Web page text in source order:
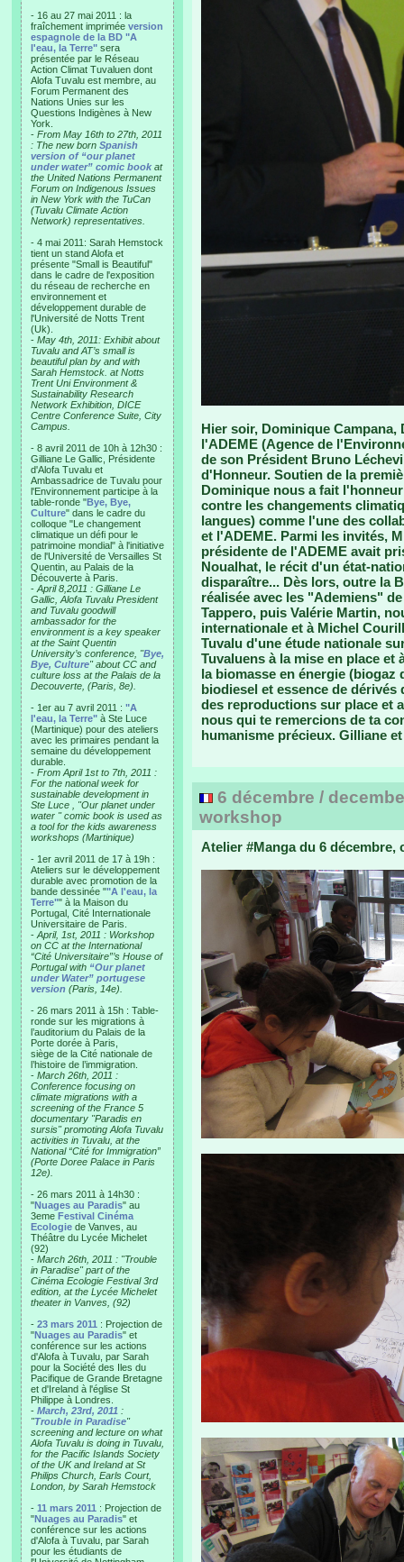
- 16 au 27 mai 2011 : la
fraîchement imprimée version
espagnole de la BD "A
l'eau, la Terre" sera
présentée par le Réseau
Action Climat Tuvaluen dont
Alofa Tuvalu est membre, au
Forum Permanent des
Nations Unies sur les
Questions Indigènes à New
York.
- From May 16th to 27th, 2011
: The new born Spanish
version of “our planet
under water” comic book at
the United Nations Permanent
Forum on Indigenous Issues
in New York with the TuCan
(Tuvalu Climate Action
Network) representatives.
- 4 mai 2011: Sarah Hemstock
tient un stand Alofa et
présente "Small is Beautiful"
dans le cadre de l'exposition
du réseau de recherche en
environnement et
développement durable de
l'Université de Notts Trent
(Uk).
- May 4th, 2011: Exhibit about
Tuvalu and AT’s small is
beautiful plan by and with
Sarah Hemstock. at Notts
Trent Uni Environment &
Sustainability Research
Network Exhibition, DICE
Centre Conference Suite, City
Campus.
- 8 avril 2011 de 10h à 12h30 :
Gilliane Le Gallic, Présidente
d'Alofa Tuvalu et
Ambassadrice de Tuvalu pour
l'Environnement participe à la
table-ronde "Bye, Bye,
Culture" dans le cadre du
colloque "Le changement
climatique un défi pour le
patrimoine mondial" à l'initiative
de l'Université de Versailles St
Quentin, au Palais de la
Découverte à Paris.
- April 8,2011 : Gilliane Le
Gallic, Alofa Tuvalu President
and Tuvalu goodwill
ambassador for the
environment is a key speaker
at the Saint Quentin
University’s conference, "Bye,
Bye, Culture" about CC and
culture loss at the Palais de la
Decouverte, (Paris, 8e).
- 1er au 7 avril 2011 : "A
l'eau, la Terre" à Ste Luce
(Martinique) pour des ateliers
avec les primaires pendant la
semaine du développement
durable.
- From April 1st to 7th, 2011 :
For the national week for
sustainable development in
Ste Luce , "Our planet under
water " comic book is used as
a tool for the kids awareness
workshops (Martinique)
- 1er avril 2011 de 17 à 19h :
Ateliers sur le développement
durable avec promotion de la
bande dessinée ""A l'eau, la
Terre"" à la Maison du
Portugal, Cité Internationale
Universitaire de Paris.
- April, 1st, 2011 : Workshop
on CC at the International
“Cité Universitaire”’s House of
Portugal with “Our planet
under Water” portugese
version (Paris, 14e).
- 26 mars 2011 à 15h : Table-
ronde sur les migrations à
l’auditorium du Palais de la
Porte dorée à Paris,
siège de la Cité nationale de
l’histoire de l’immigration.
- March 26th, 2011 :
Conference focusing on
climate migrations with a
screening of the France 5
documentary "Paradis en
sursis" promoting Alofa Tuvalu
activities in Tuvalu, at the
National “Cité for Immigration”
(Porte Doree Palace in Paris
12e).
- 26 mars 2011 à 14h30 :
"Nuages au Paradis" au
3eme Festival Cinéma
Ecologie de Vanves, au
Théâtre du Lycée Michelet
(92)
- March 26th, 2011 : "Trouble
in Paradise" part of the
Cinéma Ecologie Festival 3rd
edition, at the Lycée Michelet
theater in Vanves, (92)
- 23 mars 2011 : Projection de
"Nuages au Paradis" et
conférence sur les actions
d'Alofa à Tuvalu, par Sarah
pour la Société des Iles du
Pacifique de Grande Bretagne
et d'Ireland à l'église St
Philippe à Londres.
- March, 23rd, 2011 :
"Trouble in Paradise"
screening and lecture on what
Alofa Tuvalu is doing in Tuvalu,
for the Pacific Islands Society
of the UK and Ireland at St
Philips Church, Earls Court,
London, by Sarah Hemstock
- 11 mars 2011 : Projection de
"Nuages au Paradis" et
conférence sur les actions
d'Alofa à Tuvalu, par Sarah
pour les étudiants de
Hier soir, Dominique
l'ADEME (Agence de
de son Président Bruno
d'Honneur. Soutien de la
Dominique nous a fait
contre les changements
langues) comme l'une des
et l'ADEME. Parmi les invités,
présidente de l'ADEME avait
Noualhat, le récit d'un état-
disparaître... Dès lors, outre la
réalisée avec les "Ademiens"
Tappero, puis Valérie Martin,
internationale et à Michel
Tuvalu d'une étude nationale
Tuvaluens à la mise en place
la biomasse en énergie
biodiesel et essence de
des reproductions sur place et
nous qui te remercions de ta
humanisme précieux. Gilliane
6 décembre /
workshop
Atelier #Manga du 6